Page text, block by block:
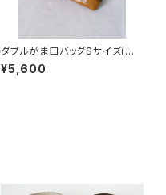
ダブルがま口バッグSサイズ(キャ
メル×カーキー) 持ち手別売り
¥5,600